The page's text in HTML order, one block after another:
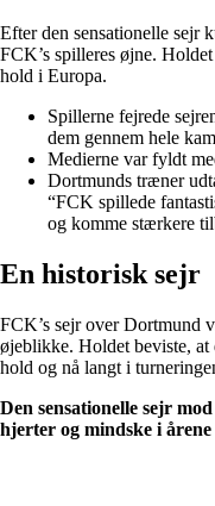
Efter den sensationelle sejr
FCK’s spilleres øjne.
hold i Europa.
Spillerne fejrede
dem gennem hele
Medierne var fyldt
Dortmunds træner
“FCK spillede
og komme stærkere
En historisk sejr
FCK’s sejr over Dortmund
øjeblikke. Holdet beviste, at
hold og nå langt i
Den sensationelle sejr
hjerter og mindske i